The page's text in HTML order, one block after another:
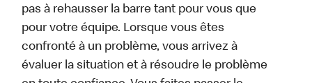
pas à rehausser la barre tant pour vous que
pour votre équipe. Lorsque vous êtes
confronté à un problème, vous arrivez à
évaluer la situation et à résoudre le problème